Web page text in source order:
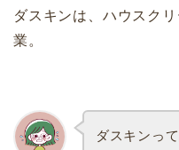
ダスキンは、ハウスク
業。
ダスキンっ